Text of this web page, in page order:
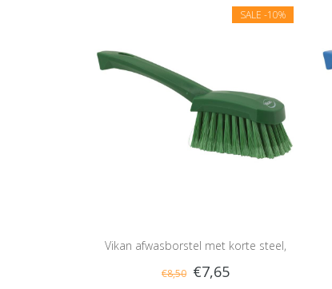
SALE -10%
Vikan afwasborstel met korte steel,
zacht
€8,50 €7,65